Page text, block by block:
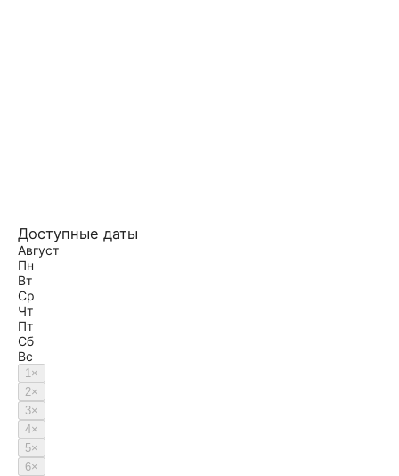
Доступные даты
Август
Пн
Вт
Ср
Чт
Пт
Сб
Вс
1×
2×
3×
4×
5×
6×